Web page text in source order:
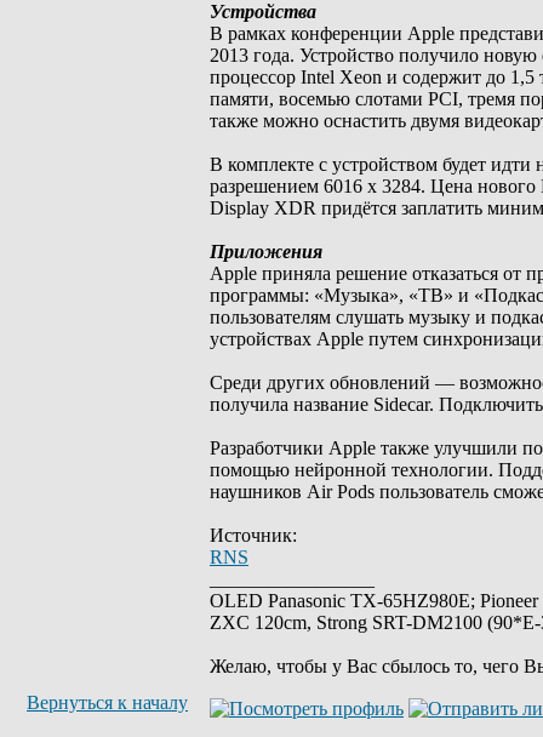
Устройства
В рамках конференции Apple
2013 года. Устройство получило
процессор Intel Xeon и содержит до
памяти, восемью слотами PCI, тремя
также можно оснастить двумя
В комплекте с устройством будет
разрешением 6016 x 3284. Цена нового
Display XDR придётся заплатить
Приложения
Apple приняла решение отказаться от
программы: «Музыка», «ТВ» и
пользователям слушать музыку и
устройствах Apple путем
Среди других обновлений —
получила название Sidecar.
Разработчики Apple также улучшили
помощью нейронной технологии.
наушников Air Pods пользователь
Источник:
RNS
OLED Panasonic TX-65HZ980E;
ZXC 120cm, Strong SRT-DM2100
Желаю, чтобы у Вас сбылось то, чего
Вернуться к началу